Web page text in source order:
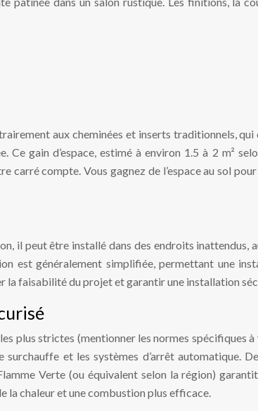
aux cheminées et inserts traditionnels,
Ce gain d’espace, estimé à environ 1.5 à 2 m²
compte. Vous gagnez de l’espace au sol
il peut être installé dans des endroits inattendus,
est généralement simplifiée, permettant une
la faisabilité du projet et garantir une installation
plus strictes (mentionner les normes spécifiques
et les systèmes d’arrêt automatique.
Verte (ou équivalent selon la région)
la chaleur et une combustion plus efficace.